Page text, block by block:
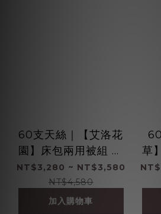
60支天絲｜【艾洛花
園】床包兩用被組 ｜
100%萊賽爾纖維
NT$3,280 ~ NT$3,580
NT$4,580
加入購物車
草